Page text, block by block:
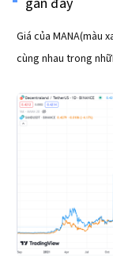
Giá của MANA(màu
cùng nhau trong